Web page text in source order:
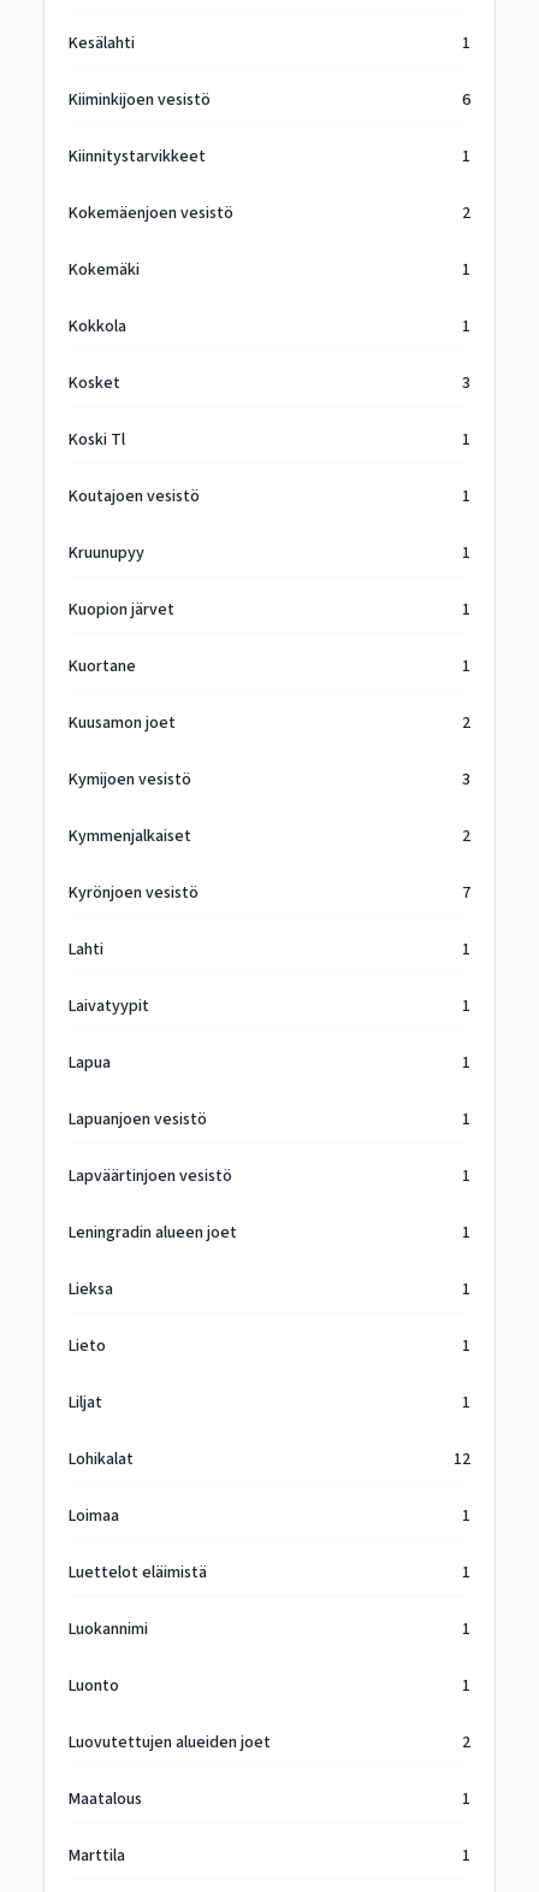
Kesälahti 1
Kiiminkijoen vesistö 6
Kiinnitystarvikkeet 1
Kokemäenjoen vesistö 2
Kokemäki 1
Kokkola 1
Kosket 3
Koski Tl 1
Koutajoen vesistö 1
Kruunupyy 1
Kuopion järvet 1
Kuortane 1
Kuusamon joet 2
Kymijoen vesistö 3
Kymmenjalkaiset 2
Kyrönjoen vesistö 7
Lahti 1
Laivatyypit 1
Lapua 1
Lapuanjoen vesistö 1
Lapväärtinjoen vesistö 1
Leningradin alueen joet 1
Lieksa 1
Lieto 1
Liljat 1
Lohikalat 12
Loimaa 1
Luettelot eläimistä 1
Luokannimi 1
Luonto 1
Luovutettujen alueiden joet 2
Maatalous 1
Marttila 1